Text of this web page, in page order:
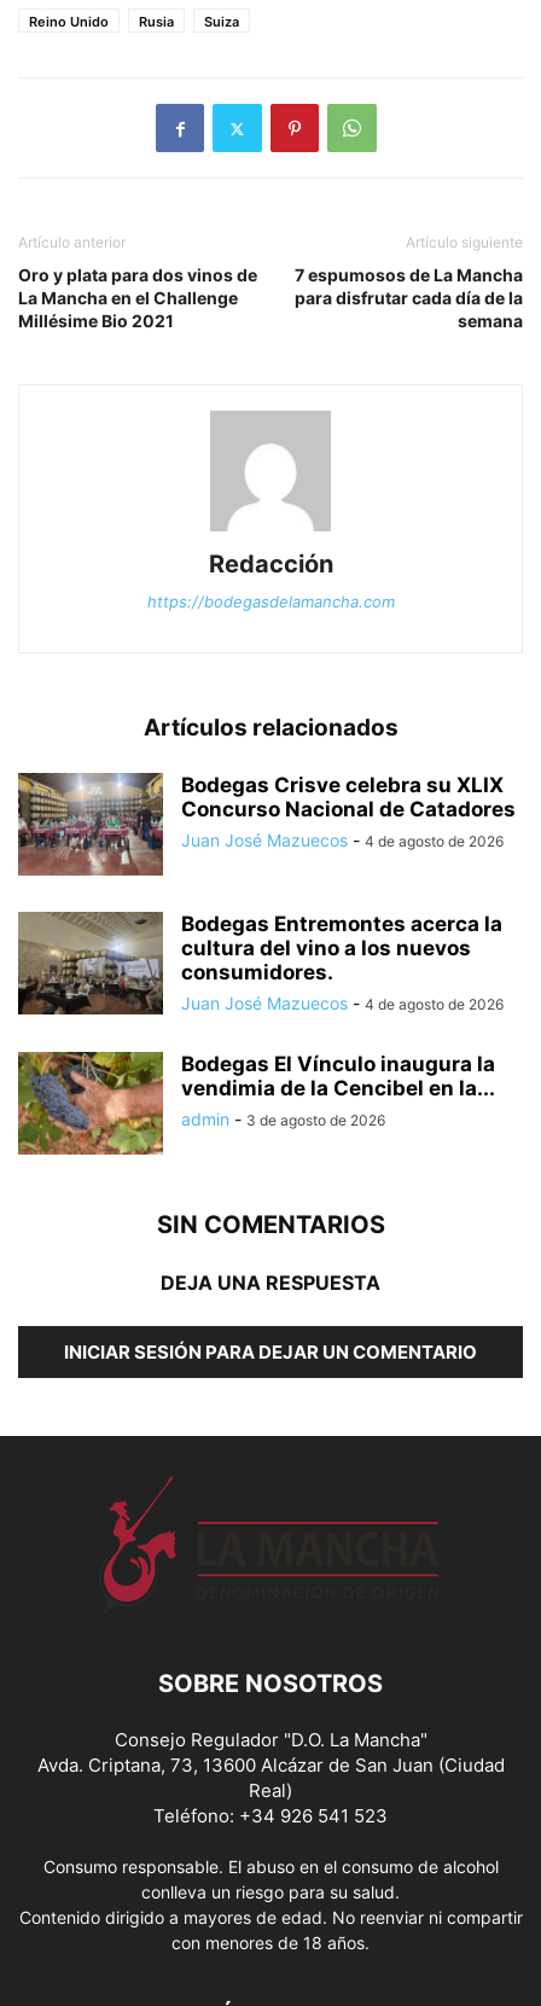
Reino Unido
Rusia Suiza
Artículo anterior
Oro y plata para dos vinos de
La Mancha en el Challenge
Millésime Bio 2021
Artículo siguiente
7 espumosos de La Mancha
para disfrutar cada día de la
semana
Redacción
https://bodegasdelamancha.com
Artículos relacionados
Bodegas Crisve celebra su XLIX
Concurso Nacional de Catadores
Juan José Mazuecos - 4 de agosto de 2026
Bodegas Entremontes acerca la
cultura del vino a los nuevos
consumidores.
Juan José Mazuecos - 4 de agosto de 2026
Bodegas El Vínculo inaugura la
vendimia de la Cencibel en la...
admin - 3 de agosto de 2026
SIN COMENTARIOS
DEJA UNA RESPUESTA
INICIAR SESIÓN PARA DEJAR UN COMENTARIO
SOBRE NOSOTROS
Consejo Regulador "D.O. La Mancha"
Avda. Criptana, 73, 13600 Alcázar de San Juan (Ciudad
Real)
Teléfono: +34 926 541 523
Consumo responsable. El abuso en el consumo de alcohol
conlleva un riesgo para su salud.
Contenido dirigido a mayores de edad. No reenviar ni compartir
con menores de 18 años.